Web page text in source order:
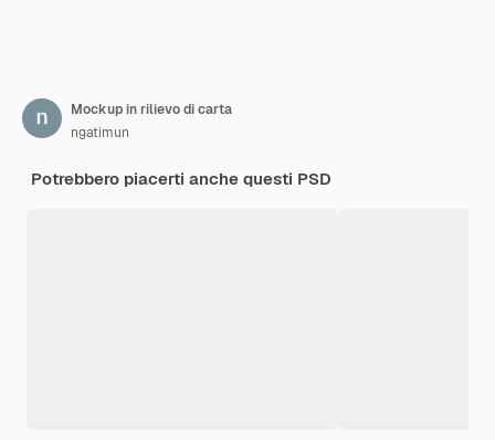
Mockup in rilievo di carta
ngatimun
Potrebbero piacerti anche questi PSD